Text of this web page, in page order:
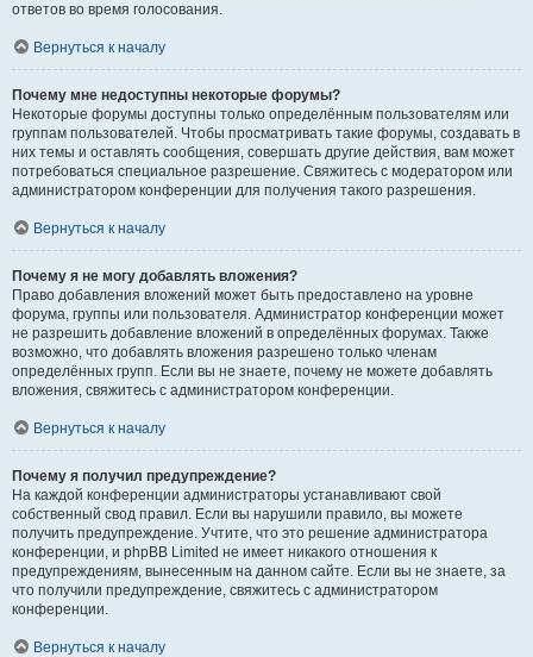
ответов во время голосования.
Вернуться к началу
Почему мне недоступны некоторые форумы?
Некоторые форумы доступны только определённым пользователям или
группам пользователей. Чтобы просматривать такие форумы, создавать в
них темы и оставлять сообщения, совершать другие действия, вам может
потребоваться специальное разрешение. Свяжитесь с модератором или
администратором конференции для получения такого разрешения.
Вернуться к началу
Почему я не могу добавлять вложения?
Право добавления вложений может быть предоставлено на уровне
форума, группы или пользователя. Администратор конференции может
не разрешить добавление вложений в определённых форумах. Также
возможно, что добавлять вложения разрешено только членам
определённых групп. Если вы не знаете, почему не можете добавлять
вложения, свяжитесь с администратором конференции.
Вернуться к началу
Почему я получил предупреждение?
На каждой конференции администраторы устанавливают свой
собственный свод правил. Если вы нарушили правило, вы можете
получить предупреждение. Учтите, что это решение администратора
конференции, и phpBB Limited не имеет никакого отношения к
предупреждениям, вынесенным на данном сайте. Если вы не знаете, за
что получили предупреждение, свяжитесь с администратором
конференции.
Вернуться к началу